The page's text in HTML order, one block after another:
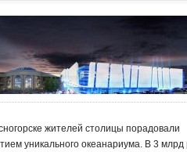
жителей столицы порадовали
уникального океанариума. В 3 млрд